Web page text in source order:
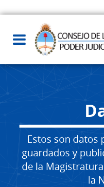
Estos son datos
guardados y
de la
la